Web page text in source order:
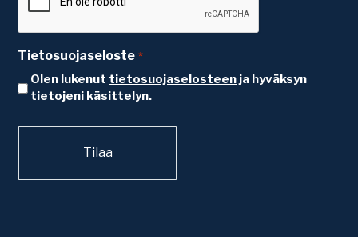
Tietosuojaseloste *
Olen lukenut tietosuojaselosteen ja hyväksyn
tietojeni käsittelyn.